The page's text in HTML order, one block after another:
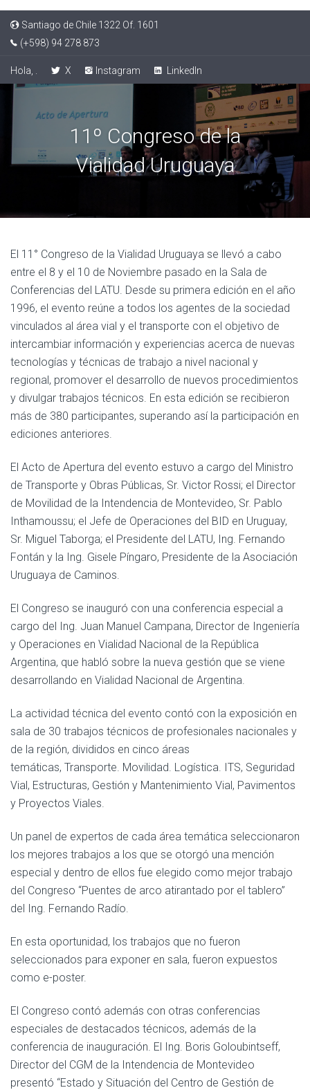
Santiago de Chile 1322 Of. 1601
(+598) 94 278 873
Hola, . X Instagram LinkedIn
11º Congreso de la
Vialidad Uruguaya
El 11° Congreso de la Vialidad Uruguaya se llevó a cabo
entre el 8 y el 10 de Noviembre pasado en la Sala de
Conferencias del LATU. Desde su primera edición en el año
1996, el evento reúne a todos los agentes de la sociedad
vinculados al área vial y el transporte con el objetivo de
intercambiar información y experiencias acerca de nuevas
tecnologías y técnicas de trabajo a nivel nacional y
regional, promover el desarrollo de nuevos procedimientos
y divulgar trabajos técnicos. En esta edición se recibieron
más de 380 participantes, superando así la participación en
ediciones anteriores.
El Acto de Apertura del evento estuvo a cargo del Ministro
de Transporte y Obras Públicas, Sr. Victor Rossi; el Director
de Movilidad de la Intendencia de Montevideo, Sr. Pablo
Inthamoussu; el Jefe de Operaciones del BID en Uruguay,
Sr. Miguel Taborga; el Presidente del LATU, Ing. Fernando
Fontán y la Ing. Gisele Píngaro, Presidente de la Asociación
Uruguaya de Caminos.
El Congreso se inauguró con una conferencia especial a
cargo del Ing. Juan Manuel Campana, Director de Ingeniería
y Operaciones en Vialidad Nacional de la República
Argentina, que habló sobre la nueva gestión que se viene
desarrollando en Vialidad Nacional de Argentina.
La actividad técnica del evento contó con la exposición en
sala de 30 trabajos técnicos de profesionales nacionales y
de la región, divididos en cinco áreas
temáticas, Transporte. Movilidad. Logística. ITS, Seguridad
Vial, Estructuras, Gestión y Mantenimiento Vial, Pavimentos
y Proyectos Viales.
Un panel de expertos de cada área temática seleccionaron
los mejores trabajos a los que se otorgó una mención
especial y dentro de ellos fue elegido como mejor trabajo
del Congreso “Puentes de arco atirantado por el tablero”
del Ing. Fernando Radío.
En esta oportunidad, los trabajos que no fueron
seleccionados para exponer en sala, fueron expuestos
como e-poster.
El Congreso contó además con otras conferencias
especiales de destacados técnicos, además de la
conferencia de inauguración. El Ing. Boris Goloubintseff,
Director del CGM de la Intendencia de Montevideo
presentó “Estado y Situación del Centro de Gestión de